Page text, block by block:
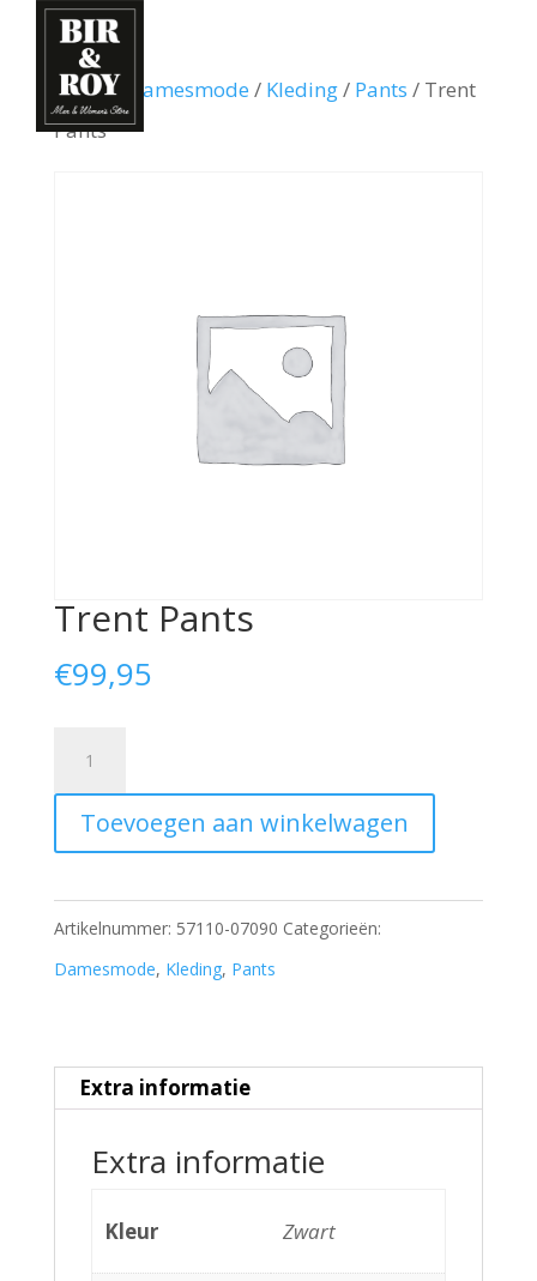
Home/ Damesmode / Kleding/ Pants / Trent
Pants
Trent Pants
€99,95
Pants
aantal
Toevoegen aan winkelwagen
Artikelnummer: 57110-07090 Categorieën:
Damesmode, Kleding, Pants
Extra informatie
Extra informatie
Kleur Zwart